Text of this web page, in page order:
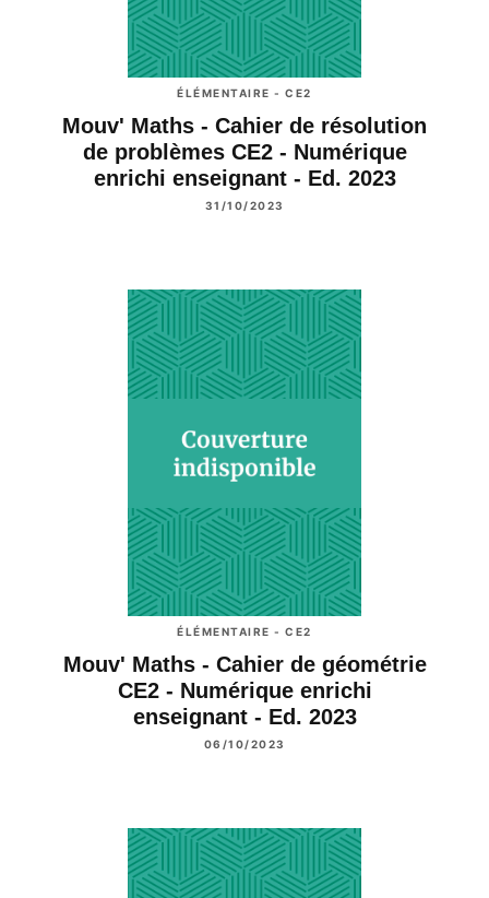
ÉLÉMENTAIRE - CE2
Mouv' Maths - Cahier de résolution
de problèmes CE2 - Numérique
enrichi enseignant - Ed. 2023
31/10/2023
ÉLÉMENTAIRE - CE2
Mouv' Maths - Cahier de géométrie
CE2 - Numérique enrichi
enseignant - Ed. 2023
06/10/2023